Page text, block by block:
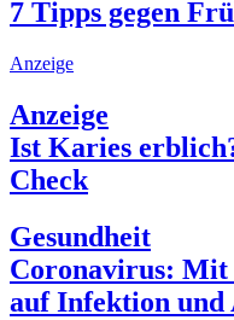
7 Tipps gegen
Anzeige
Anzeige
Ist Karies
Check
Gesundheit
Coronavirus: Mit
auf Infektion und